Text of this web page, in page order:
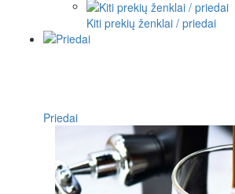
Kiti prekių ženklai / priedai
Priedai